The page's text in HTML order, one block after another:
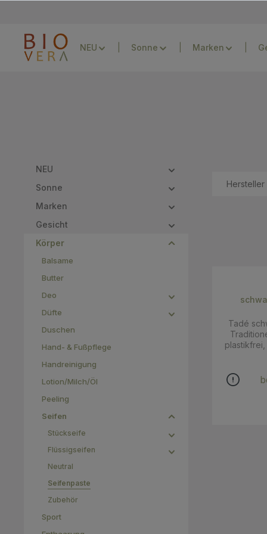
NEU Sonne Marken
NEU
Sonne
Marken
Gesicht
Körper
Balsame
Butter
Deo
Düfte
Duschen
Hand- & Fußpflege
Handreinigung
Lotion/Milch/Öl
Peeling
Seifen
Stückseife
Flüssigseifen
Neutral
Seifenpaste
Zubehör
Sport
Hersteller
Tadé
plastikfrei,
Pasten-
reich